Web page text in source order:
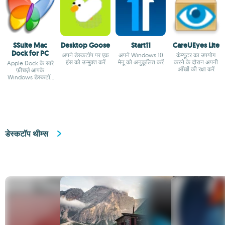
SSuite Mac
Dock for PC
Apple Dock के सारे
फ़ीचर्ज़ आपके
Windows डेस्कटॉप
Desktop Goose
अपने डेस्कटॉप पर एक
हंस को उन्मुक्त करें
Start11
अपने Windows 10
मेनू को अनुकूलित करें
CareUEyes Lite
कंप्यूटर का उपयोग
करने के दौरान अपनी
आँखों की रक्षा करें
डेस्कटॉप थीम्स